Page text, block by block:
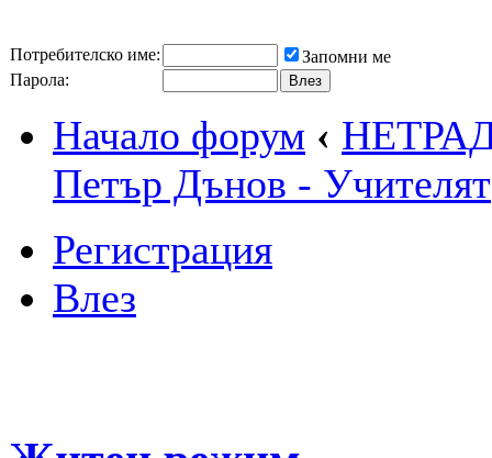
Потребителско име:
Запомни ме
Парола:
Начало форум ‹
Петър Дънов - Учителят
Регистрация
Влез